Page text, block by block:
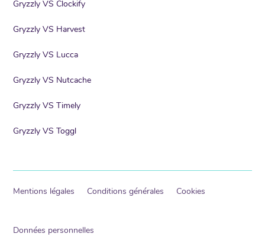
Gryzzly VS Clockify
Gryzzly VS Harvest
Gryzzly VS Lucca
Gryzzly VS Nutcache
Gryzzly VS Timely
Gryzzly VS Toggl
Mentions légales Conditions générales Cookies
Données personnelles